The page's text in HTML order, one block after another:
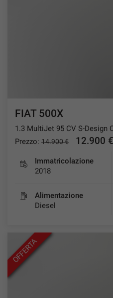
FIAT 500X
1.3 MultiJet 95 CV S-Design
Prezzo: 14.900 € 12.900 €
Immatricolazione
2018
Alimentazione
Diesel
OFFERTA